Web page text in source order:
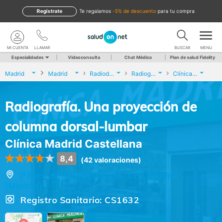
te regalamos -5% de descuento para tu compra
Regístrate
LLAMAR
MI CUENTA BUSCAR MENU
Especialidades Videoconsulta Chat Médico Plan de salud Fidelity
Madrid Madrid Radiodiagnóstico Radiografía. Una proyección de columna dorsal-lumbar Clínica Madrid Castellana
Radiografía. Una proyección de
columna dorsal-lumbar
Clínica Madrid Castellana
8,4 (42 valoraciones)
Paseo de la Castellana, 170, Madrid
Registro Sanitario: CS1632